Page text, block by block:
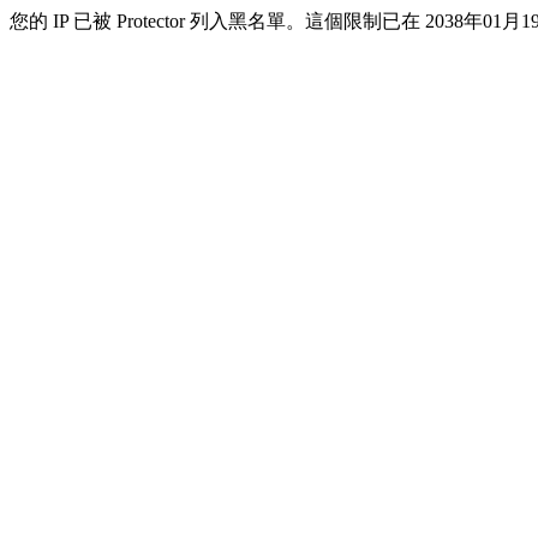
您的 IP 已被 Protector 列入黑名單。這個限制已在 2038年01月